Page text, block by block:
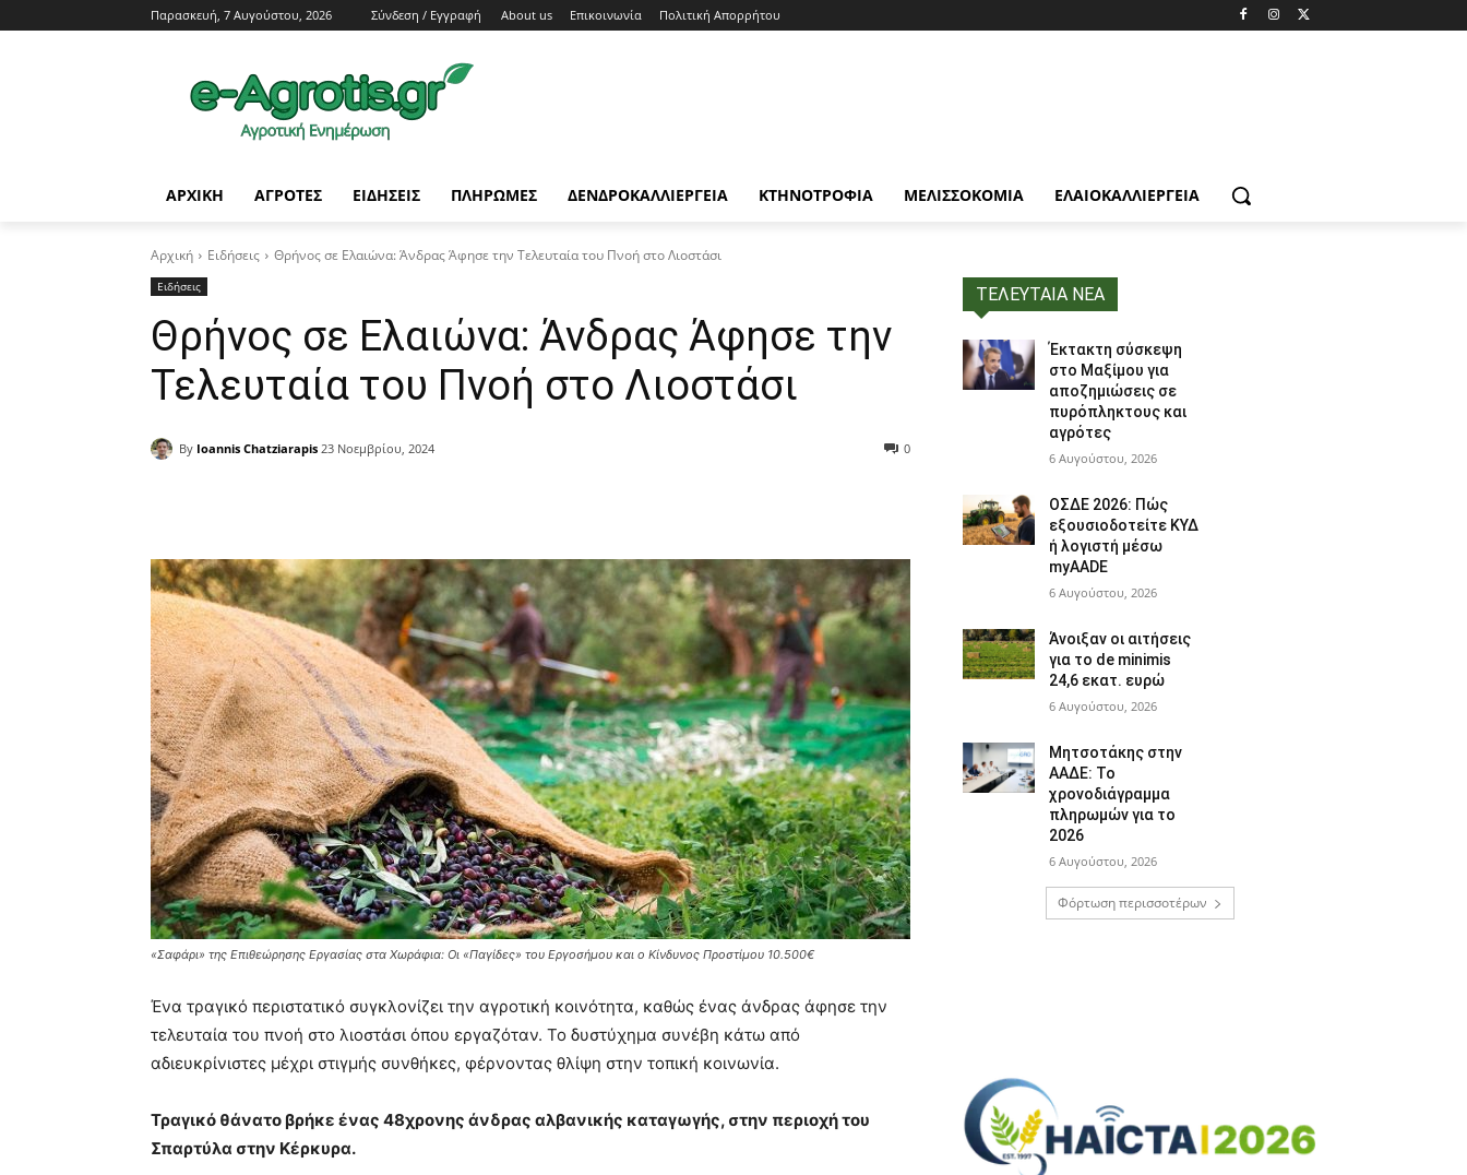
Παρασκευή, 7 Αυγούστου, 2026 Σύνδεση / Εγγραφή About us Επικοινωνία Πολιτική Απορρήτου
ΑΡΧΙΚΗ AΓΡΟΤΕΣ ΕΙΔΗΣΕΙΣ ΠΛΗΡΩΜΕΣ ΔΕΝΔΡΟΚΑΛΛΙΕΡΓΕΙΑ ΚΤΗΝΟΤΡΟΦΙΑ ΜΕΛΙΣΣΟΚΟΜΙΑ ΕΛΑΙΟΚΑΛΛΙΈΡΓΕΙΑ
Αρχική Ειδήσεις Θρήνος σε Ελαιώνα: Άνδρας Άφησε την Τελευταία του Πνοή στο Λιοστάσι
Ειδήσεις
Θρήνος σε Ελαιώνα: Άνδρας Άφησε την
Τελευταία του Πνοή στο Λιοστάσι
By Ioannis Chatziarapis 23 Νοεμβρίου, 2024 0
«Σαφάρι» της Επιθεώρησης Εργασίας στα Χωράφια: Οι «Παγίδες» του Εργοσήμου και ο Κίνδυνος Προστίμου 10.500€
Ένα τραγικό περιστατικό συγκλονίζει την αγροτική κοινότητα, καθώς ένας άνδρας άφησε την
τελευταία του πνοή στο λιοστάσι όπου εργαζόταν. Το δυστύχημα συνέβη κάτω από
αδιευκρίνιστες μέχρι στιγμής συνθήκες, φέρνοντας θλίψη στην τοπική κοινωνία.
Τραγικό θάνατο βρήκε ένας 48χρονης άνδρας αλβανικής καταγωγής, στην περιοχή του
Σπαρτύλα στην Κέρκυρα.
ΤΕΛΕΥΤΑΙΑ ΝΕΑ
Έκτακτη σύσκεψη
στο Μαξίμου για
αποζημιώσεις σε
πυρόπληκτους και
αγρότες
6 Αυγούστου, 2026
ΟΣΔΕ 2026: Πώς
εξουσιοδοτείτε ΚΥΔ
ή λογιστή μέσω
myAADE
6 Αυγούστου, 2026
Άνοιξαν οι αιτήσεις
για το de minimis
24,6 εκατ. ευρώ
6 Αυγούστου, 2026
Μητσοτάκης στην
ΑΑΔΕ: Το
χρονοδιάγραμμα
πληρωμών για το
2026
6 Αυγούστου, 2026
Φόρτωση περισσοτέρων